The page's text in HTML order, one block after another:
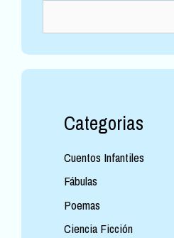
Categorias
Cuentos Infantiles
Fábulas
Poemas
Ciencia Ficción